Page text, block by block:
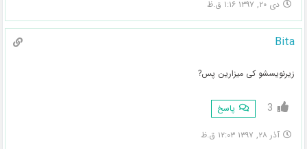
دی ۲۰, ۱۳۹۷ ۱:۱۶ ق.ظ
Bita
زیرنویسشو کی میزارین پس?
3 پاسخ
آذر ۲۸, ۱۳۹۷ ۱۲:۰۳ ق.ظ